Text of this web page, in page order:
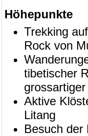
Höhepunkte
Trekking
Rock von
tibetischer
Aktive
Litang
Besuch der